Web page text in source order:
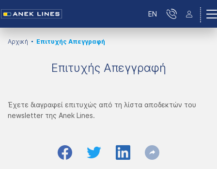
EN
Αρχική Επιτυχής Απεγγραφή
Επιτυχής Απεγγραφή
Έχετε διαγραφεί επιτυχώς από τη λίστα αποδεκτών του
newsletter της Anek Lines.